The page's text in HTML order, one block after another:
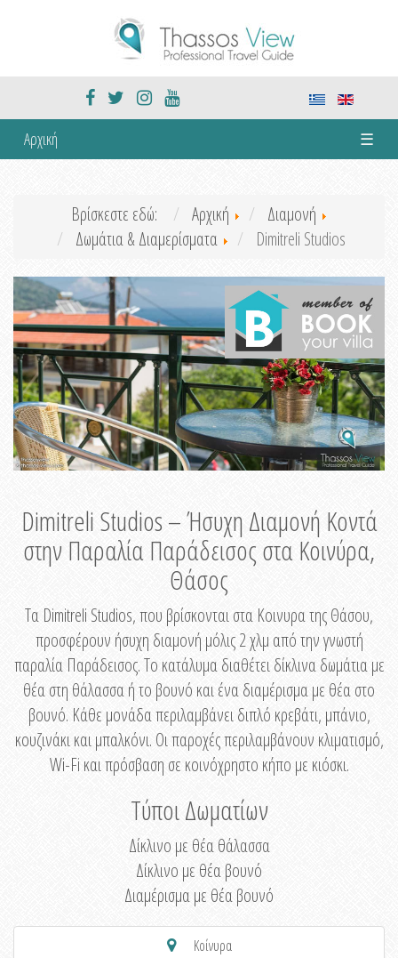
Αρχική ☰
Βρίσκεστε εδώ: Αρχική
Διαμονή
Δωμάτια & Διαμερίσματα
Dimitreli Studios
Dimitreli Studios – Ήσυχη Διαμονή Κοντά
στην Παραλία Παράδεισος στα Κοινύρα,
Θάσος
Τα Dimitreli Studios, που βρίσκονται στα Κοινυρα της Θάσου,
προσφέρουν ήσυχη διαμονή μόλις 2 χλμ από την γνωστή
παραλία Παράδεισος. Το κατάλυμα διαθέτει δίκλινα δωμάτια με
θέα στη θάλασσα ή το βουνό και ένα διαμέρισμα με θέα στο
βουνό. Κάθε μονάδα περιλαμβάνει διπλό κρεβάτι, μπάνιο,
κουζινάκι και μπαλκόνι. Οι παροχές περιλαμβάνουν κλιματισμό,
Wi-Fi και πρόσβαση σε κοινόχρηστο κήπο με κιόσκι.
Τύποι Δωματίων
Δίκλινο με θέα θάλασσα
Δίκλινο με θέα βουνό
Διαμέρισμα με θέα βουνό
Κοίνυρα